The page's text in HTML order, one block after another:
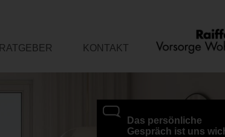
Das persönliche
Gespräch ist uns
RATGEBER KONTAKT